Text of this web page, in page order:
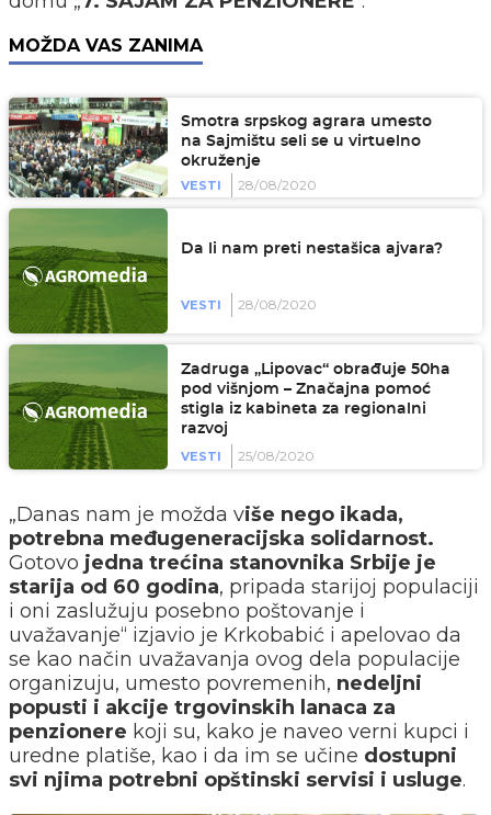
MOŽDA VAS ZANIMA
Smotra srpskog agrara umesto
na Sajmištu seli se u virtuelno
okruženje
VESTI
28/08/2020
Da li nam preti nestašica ajvara?
VESTI 28/08/2020
Zadruga „Lipovac“ obrađuje 50ha
pod višnjom – Značajna pomoć
stigla iz kabineta za regionalni
razvoj
VESTI
25/08/2020
„Danas nam je možda više nego ikada,
potrebna međugeneracijska solidarnost.
Gotovo jedna trećina stanovnika Srbije je
starija od 60 godina, pripada starijoj populaciji
i oni zaslužuju posebno poštovanje i
uvažavanje“ izjavio je Krkobabić i apelovao da
se kao način uvažavanja ovog dela populacije
organizuju, umesto povremenih, nedeljni
popusti i akcije trgovinskih lanaca za
penzionere koji su, kako je naveo verni kupci i
uredne platiše, kao i da im se učine dostupni
svi njima potrebni opštinski servisi i usluge.